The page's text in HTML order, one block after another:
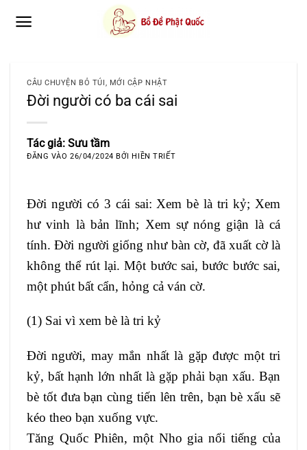
qua
CÂU CHUYỆN BỎ TÚI, MỚI CẬP NHẬT
Đời người có ba cái sai
Tác giả: Sưu tầm
ĐĂNG VÀO26/04/2024 BỞIHIỀN TRIẾT
Đời người có 3 cái sai: Xem bè là tri kỷ; Xem
hư vinh là bản lĩnh; Xem sự nóng giận là cá
tính. Đời người giống như bàn cờ, đã xuất cờ là
không thể rút lại. Một bước sai, bước bước sai,
một phút bất cẩn, hỏng cả ván cờ.
(1) Sai vì xem bè là tri kỷ
Đời người, may mắn nhất là gặp được một tri
kỷ, bất hạnh lớn nhất là gặp phải bạn xấu. Bạn
bè tốt đưa bạn cùng tiến lên trên, bạn bè xấu sẽ
kéo theo bạn xuống vực.
Tăng Quốc Phiên, một Nho gia nổi tiếng của